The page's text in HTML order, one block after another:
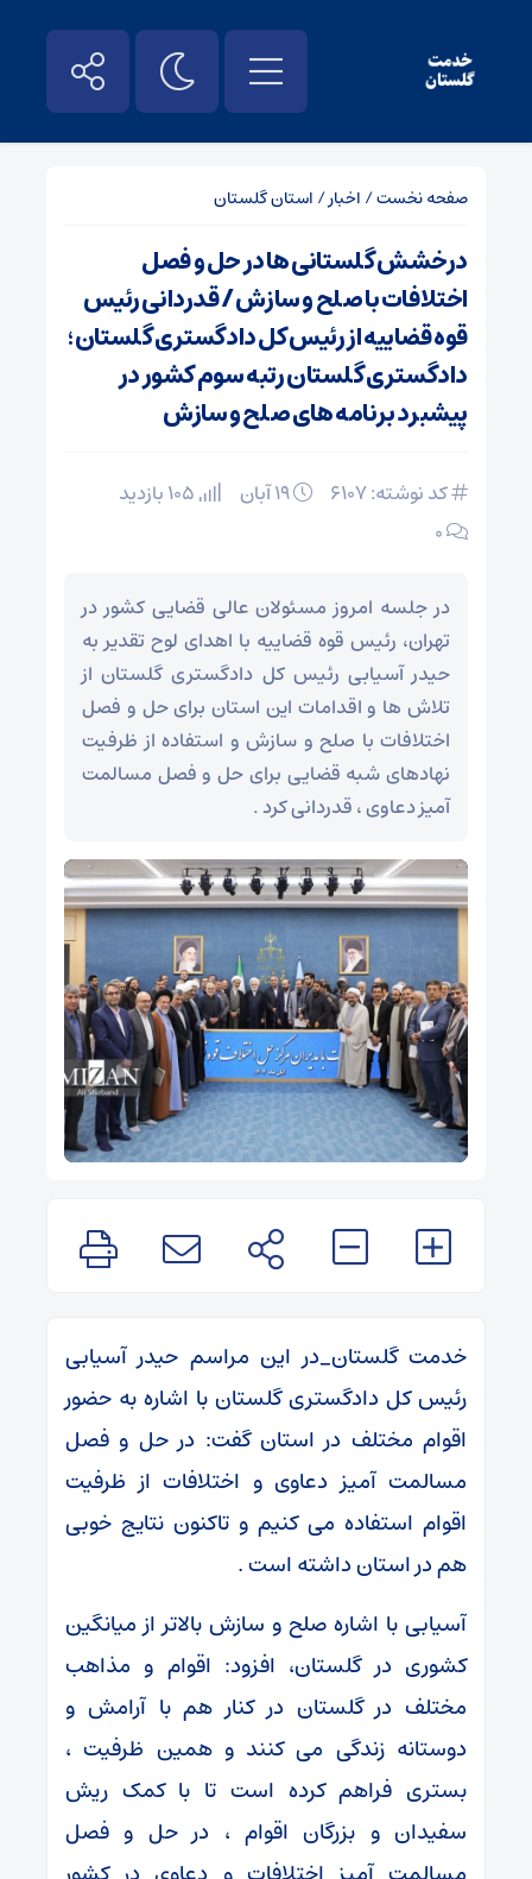
صفحه نخست/ اخبار/ استان گلستان
درخشش گلستانی ها در حل و فصل
اختلافات با صلح و سازش / قدردانی رئیس
قوه قضاییه از رئیس کل دادگستری گلستان ؛
دادگستری گلستان رتبه سوم کشور در
پیشبرد برنامه های صلح و سازش
کد نوشته: 6107
۰
در جلسه امروز مسئولان عالی قضایی کشور در
تهران، رئیس قوه قضاییه با اهدای لوح تقدیر به
حیدر آسیابی رئیس کل دادگستری گلستان از
تلاش ها و اقدامات این استان برای حل و فصل
اختلافات با صلح و سازش و استفاده از ظرفیت
نهادهای شبه قضایی برای حل و فصل مسالمت
آمیز دعاوی ، قدردانی کرد .
خدمت گلستان_در این مراسم حیدر آسیابی
رئیس کل دادگستری گلستان با اشاره به حضور
اقوام مختلف در استان گفت: در حل و فصل
مسالمت آمیز دعاوی و اختلافات از ظرفیت
اقوام استفاده می کنیم و تاکنون نتایج خوبی
هم در استان داشته است .
آسیابی با اشاره صلح و سازش بالاتر از میانگین
کشوری در گلستان، افزود: اقوام و مذاهب
مختلف در گلستان در کنار هم با آرامش و
دوستانه زندگی می کنند و همین ظرفیت ،
بستری فراهم کرده است تا با کمک ریش
سفیدان و بزرگان اقوام ، در حل و فصل